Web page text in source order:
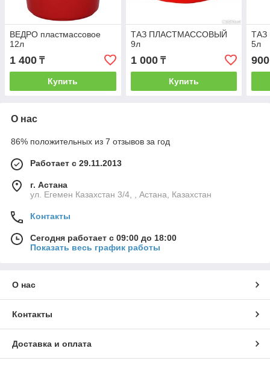
ВЕДРО пластмассовое
12л
1 400 ₸
Купить
ТАЗ ПЛАСТМАССОВЫЙ
9л
1 000₸
Купить
5л
900
О нас
86% положительных из 7 отзывов за год
Работает с 29.11.2013
г. Астана
ул. Егемен Казахстан 3/4, , Астана, Казахстан
Контакты
Сегодня работает с 09:00 до 18:00
Показать весь график работы
О нас
Контакты
Доставка и оплата